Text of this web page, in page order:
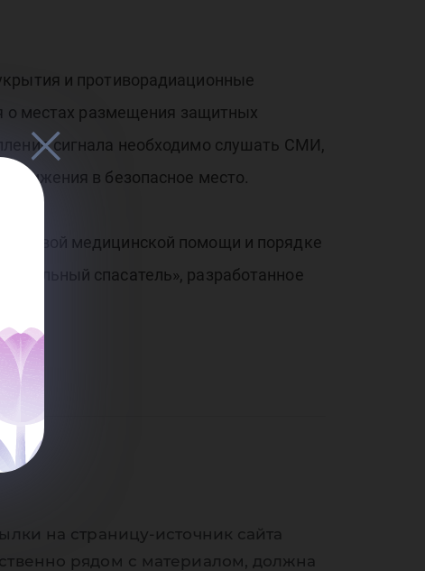
и
и противорадиационные
о местах размещения защитных
сигнала необходимо слушать СМИ,
движения в безопасное место.
первой медицинской помощи и порядке
спасатель», разработанное
на страницу-источник сайта
рядом с материалом, должна